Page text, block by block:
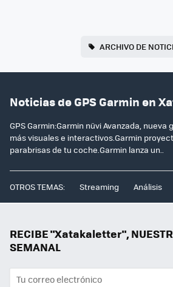
ARCHIVO DE
Noticias de GPS Garmin en
GPS Garmin:Garmin nüvi Avanzada,
más visuales e interactivos.Garmin
parabrisas de tu coche.Garmin lanza un..
OTROS TEMAS: Streaming Análisis
RECIBE "Xatakaletter",
SEMANAL